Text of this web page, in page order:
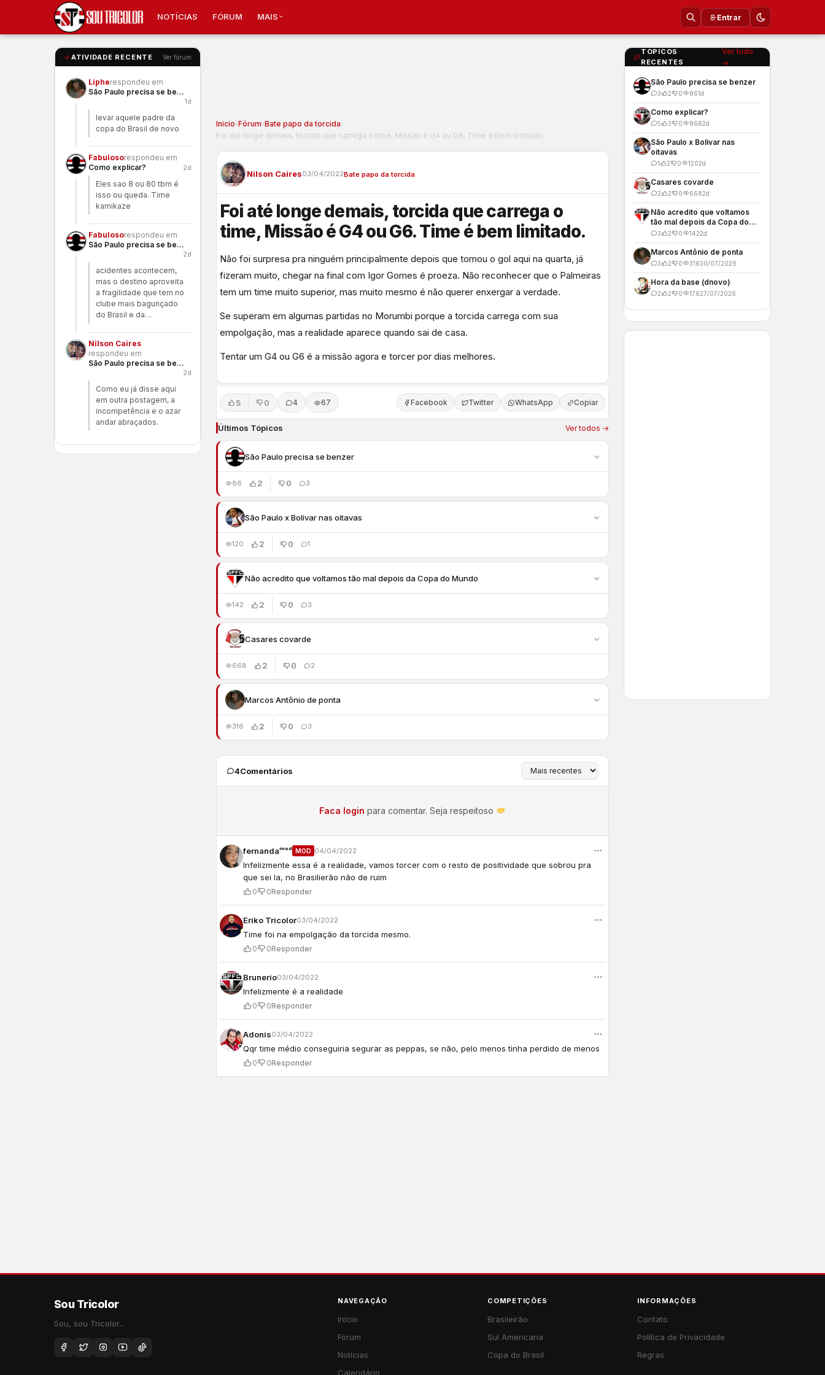
NOTÍCIAS FÓRUM MAIS Entrar
ATIVIDADE RECENTE Ver fórum
Lipherespondeu em
São Paulo precisa se benzer
1d
levar aquele padre da
copa do Brasil de novo
Fabulosorespondeu em
Como explicar?
2d
Eles sao 8 ou 80 tbm é
isso ou queda. Time
kamikaze
Fabulosorespondeu em
São Paulo precisa se benzer
2d
acidentes acontecem,
mas o destino aproveita
a fragilidade que tem no
clube mais bagunçado
do Brasil e da…
Nilson Caires
respondeu em
São Paulo precisa se benzer
2d
Como eu já disse aqui
em outra postagem, a
incompetência e o azar
andar abraçados.
Inicio›Fórum›Bate papo da torcida›
Foi até longe demais, torcida que carrega o time, Missão é G4 ou G6. Time é bem limitado.
Nilson Caires03/04/2022Bate papo da torcida
Foi até longe demais, torcida que carrega o
time, Missão é G4 ou G6. Time é bem limitado.
Não foi surpresa pra ninguém principalmente depois que tomou o gol aqui na quarta, já
fizeram muito, chegar na final com Igor Gomes é proeza. Não reconhecer que o Palmeiras
tem um time muito superior, mas muito mesmo é não querer enxergar a verdade.
Se superam em algumas partidas no Morumbi porque a torcida carrega com sua
empolgação, mas a realidade aparece quando sai de casa.
Tentar um G4 ou G6 é a missão agora e torcer por dias melhores.
5 0 4 67 Facebook Twitter WhatsApp Copiar
Últimos Tópicos Ver todos →
São Paulo precisa se benzer
86 2 0 3
São Paulo x Bolivar nas oitavas
120 2 0 1
Não acredito que voltamos tão mal depois da Copa do Mundo
142 2 0 3
Casares covarde
668 2 0 2
Marcos Antônio de ponta
316 2 0 3
4Comentários
Faca login para comentar. Seja respeitoso
fernandaᵐᵒᵈ MOD 04/04/2022
Infelizmente essa é a realidade, vamos torcer com o resto de positividade que sobrou pra
que sei la, no Brasilierão não de ruim
0 0Responder
Eriko Tricolor03/04/2022
Time foi na empolgação da torcida mesmo.
0 0Responder
Brunerio03/04/2022
Infelizmente é a realidade
0 0Responder
Adonis03/04/2022
Qqr time médio conseguiria segurar as peppas, se não, pelo menos tinha perdido de menos
0 0Responder
TOPICOS
RECENTES
Ver tudo
→
São Paulo precisa se benzer
3 2 0 861d
Como explicar?
5 3 0 8682d
São Paulo x Bolivar nas
oitavas
1 2 0 1202d
Casares covarde
2 2 0 6682d
Não acredito que voltamos
tão mal depois da Copa do
Mundo
3 2 0 1422d
Marcos Antônio de ponta
3 2 0 31630/07/2026
Hora da base (dnovo)
2 2 0 17627/07/2026
Sou Tricolor
Sou, sou Tricolor...
NAVEGAÇÃO
Início
Fórum
Notícias
Calendário
COMPETIÇÕES
Brasileirão
Sul Americana
Copa do Brasil
INFORMAÇÕES
Contato
Política de Privacidade
Regras